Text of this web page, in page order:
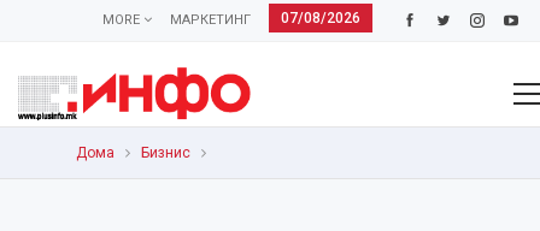
07/08/2026
МАРКЕТИНГ
MORE
Дома Бизнис